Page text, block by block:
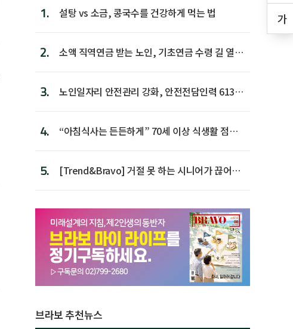
가
1. 설탕 vs 소금, 콩국수를 건강하게 먹는 법
2.
소액 직역연금 받는 노인, 기초연금 수령 길 열린
3.
노인일자리 안전관리 강화, 안전전담인력 613명
4.
“아침식사는 든든하게” 70세 이상 식생활 점수
5.
[Trend&Bravo] 거절 못 하는 시니어가 끊어야
브라보 추천뉴스